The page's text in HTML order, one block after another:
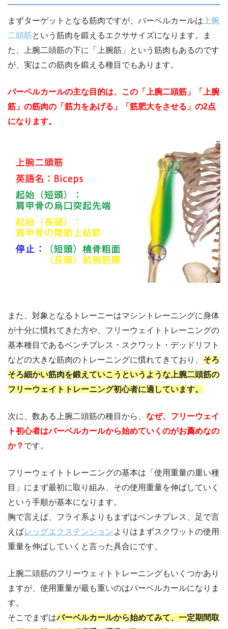
まずターゲットとなる筋肉ですが、バーベルカールは 上腕
二頭筋という筋肉を鍛えるエクササイズになります。ま
た、上腕二頭筋の下に「上腕筋」という筋肉もあるのです
が、実はこの筋肉を鍛える種目でもあります。
バーベルカールの主な目的は、この「上腕二頭筋」「上腕
筋」の筋肉の「筋力をあげる」「筋肥大をさせる」の2点
になります。
また、対象となるトレーニーはマシントレーニングに身体
が十分に慣れてきた方や、フリーウェイトトレーニングの
基本種目であるベンチプレス・スクワット・デッドリフト
などの大きな筋肉のトレーニングに慣れてきており、 そろ
そろ細かい筋肉を鍛えていこうというような上腕二頭筋の
フリーウェイトトレーニング初心者に適しています。
次に、数ある上腕二頭筋の種目から、 なぜ、フリーウェイ
ト初心者はバーベルカールから始めていくのがお薦めなの
か？ です。
フリーウェイトトレーニングの基本は「使用重量の重い種
目」にまず最初に取り組み、その使用重量を伸ばしていく
という手順が基本になります。
胸で言えば、フライ系よりもまずはベンチプレス、足で言
えばレッグエクステンションよりはまずスクワットの使用
重量を伸ばしていくと言った具合にです。
上腕二頭筋のフリーウェィトトレーニングもいくつかあり
ますが、使用重量が最も重いのはバーベルカールになりま
す。
そこでまずはバーベルカールから始めてみて、一定期間取